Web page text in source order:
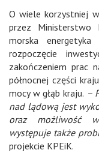
O wiele korzystniej
przez Ministerstwo
morska
rozpoczęcie
zakończeniem prac
północnej części
mocy w głąb kraju. –
nad lądową jest
oraz możliwość
występuje także
projekcie KPEiK.